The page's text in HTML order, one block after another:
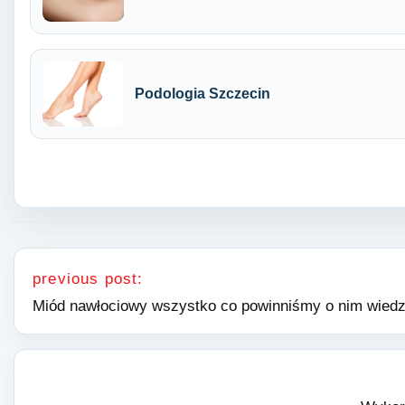
Podologia Szczecin
Nawigacja wpisu
previous post:
Miód nawłociowy wszystko co powinniśmy o nim